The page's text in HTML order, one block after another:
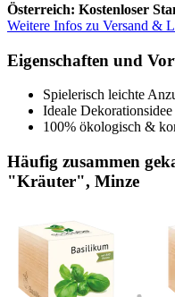
Österreich: Kostenloser
Weitere Infos zu Versand &
Eigenschaften und
Spielerisch leichte
Ideale Dekorationsidee
100% ökologisch &
Häufig zusammen
"Kräuter", Minze